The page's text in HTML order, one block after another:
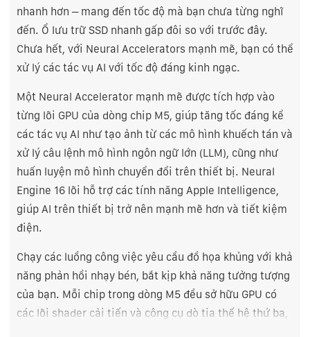
nhanh hơn – mang đến tốc độ mà bạn chưa từng nghĩ
đến. Ổ lưu trữ SSD nhanh gấp đôi so với trước đây.
Chưa hết, với Neural Accelerators mạnh mẽ, bạn có thể
xử lý các tác vụ AI với tốc độ đáng kinh ngạc.
Một Neural Accelerator mạnh mẽ được tích hợp vào
từng lõi GPU của dòng chip M5, giúp tăng tốc đáng kể
các tác vụ AI như tạo ảnh từ các mô hình khuếch tán và
xử lý câu lệnh mô hình ngôn ngữ lớn (LLM), cũng như
huấn luyện mô hình chuyển đổi trên thiết bị. Neural
Engine 16 lõi hỗ trợ các tính năng Apple Intelligence,
giúp AI trên thiết bị trở nên mạnh mẽ hơn và tiết kiệm
điện.
Chạy các luồng công việc yêu cầu đồ họa khủng với khả
năng phản hồi nhạy bén, bắt kịp khả năng tưởng tượng
của bạn. Mỗi chip trong dòng M5 đều sở hữu GPU có
các lõi shader cải tiến và công cụ dò tia thế hệ thứ ba,